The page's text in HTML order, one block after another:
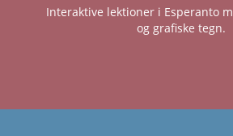
Interaktive lektioner i Esperanto
og grafiske tegn.